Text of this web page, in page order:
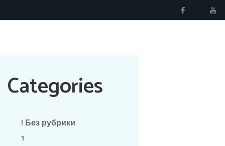
Categories
! Без рубрики
1